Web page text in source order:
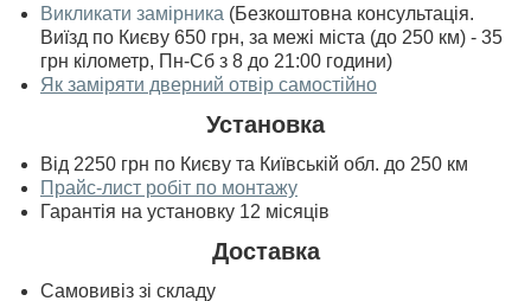
Викликати замірника (Безкоштовна консультація.
Виїзд по Києву 650 грн, за межі міста (до 250 км) - 35
грн кілометр, Пн-Сб з 8 до 21:00 години)
Як заміряти дверний отвір самостійно
Установка
Від 2250 грн по Києву та Київській обл. до 250 км
Прайс-лист робіт по монтажу
Гарантія на установку 12 місяців
Доставка
Самовивіз зі складу